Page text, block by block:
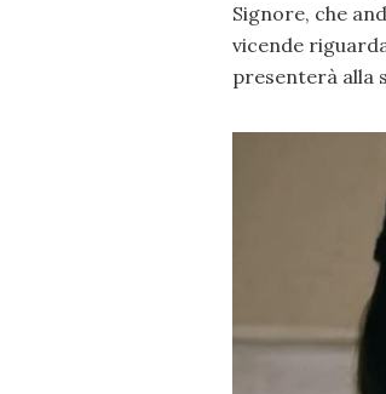
Signore, che
vicende
presenterà alla